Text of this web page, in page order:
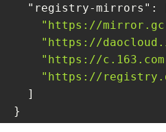
"registry-mirrors" :
"https://
"https://
"https://
"https://
  ]
}